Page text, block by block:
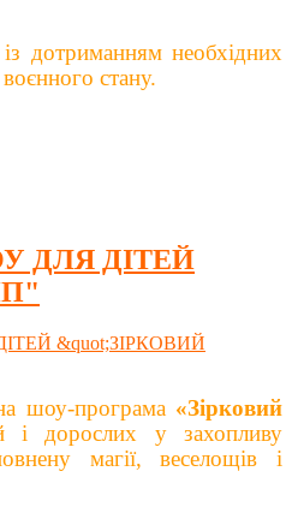
із дотриманням необхідних
стану.
ДЛЯ ДІТЕЙ
шоу-програма «Зірковий
і дорослих у захопливу
магії, веселощів і